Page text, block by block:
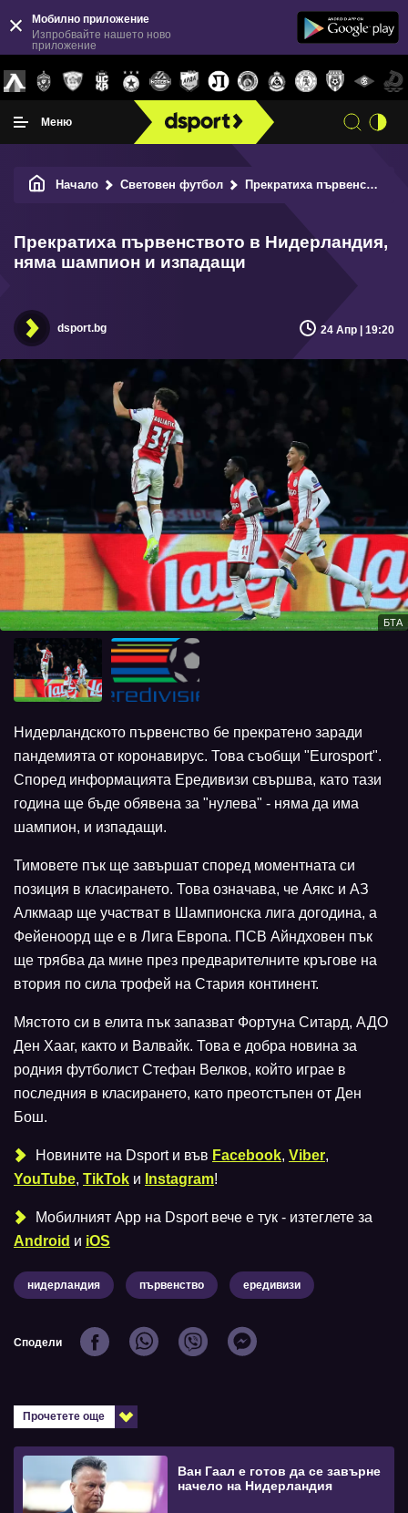
Мобилно приложение
Изпробвайте нашето ново
приложение
Меню
Начало Световен футбол Прекратиха първенството в Нидерландия, няма шампион и изпадащи
Прекратиха първенството в Нидерландия,
няма шампион и изпадащи
dsport.bg 24 Апр | 19:20
БТА
Нидерландското първенство бе прекратено заради
пандемията от коронавирус. Това съобщи "Eurosport".
Според информацията Ередивизи свършва, като тази
година ще бъде обявена за "нулева" - няма да има
шампион, и изпадащи.
Тимовете пък ще завършат според моментната си
позиция в класирането. Това означава, че Аякс и АЗ
Алкмаар ще участват в Шампионска лига догодина, а
Фейеноорд ще е в Лига Европа. ПСВ Айндховен пък
ще трябва да мине през предварителните кръгове на
втория по сила трофей на Стария континент.
Мястото си в елита пък запазват Фортуна Ситард, АДО
Ден Хааг, както и Валвайк. Това е добра новина за
родния футболист Стефан Велков, който играе в
последния в класирането, като преотстъпен от Ден
Бош.
Новините на Dsport и във Facebook, Viber,
YouTube, TikTok и Instagram!
Мобилният Аpp на Dsport вече е тук - изтеглете за
Android и iOS
нидерландия първенство ередивизи
Сподели
Прочетете още
Ван Гаал е готов да се завърне
начело на Нидерландия